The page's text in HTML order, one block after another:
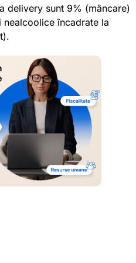
delivery sunt 9% (mâncare)
încadrate la